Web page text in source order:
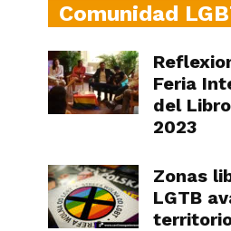
Comunidad
Feria
del
2023
Zonas
LGTB